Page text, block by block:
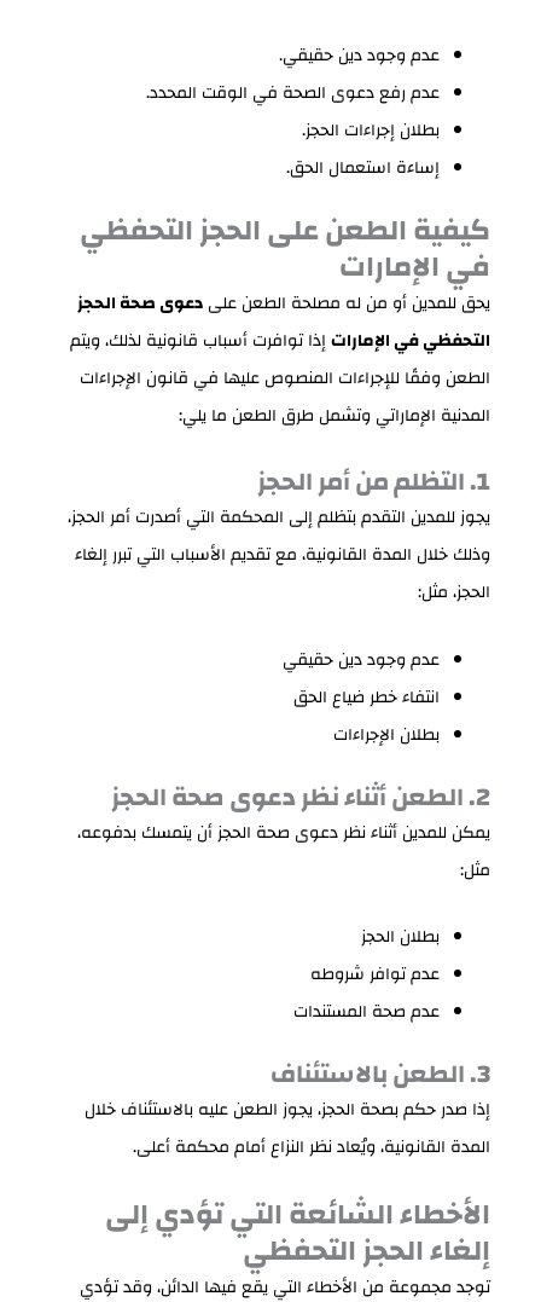
عدم وجود دين حقيقي.
عدم رفع دعوى الصحة في الوقت المحدد.
بطلان إجراءات الحجز.
إساءة استعمال الحق.
كيفية الطعن على الحجز التحفظي
في الإمارات
يحق للمدين أو من له مصلحة الطعن علىدعوى صحة الحجز
التحفظي في الإماراتإذا توافرت أسباب قانونية لذلك، ويتم
الطعن وفقًا للإجراءات المنصوص عليها في قانون الإجراءات
المدنية الإماراتي وتشمل طرق الطعن ما يلي:
1. التظلم من أمر الحجز
يجوز للمدين التقدم بتظلم إلى المحكمة التي أصدرت أمر الحجز،
وذلك خلال المدة القانونية، مع تقديم الأسباب التي تبرر إلغاء
الحجز، مثل:
عدم وجود دين حقيقي
انتفاء خطر ضياع الحق
بطلان الإجراءات
2. الطعن أثناء نظر دعوى صحة الحجز
يمكن للمدين أثناء نظر دعوى صحة الحجز أن يتمسك بدفوعه،
مثل:
بطلان الحجز
عدم توافر شروطه
عدم صحة المستندات
3. الطعن بالاستئناف
إذا صدر حكم بصحة الحجز، يجوز الطعن عليه بالاستئناف خلال
المدة القانونية، ويُعاد نظر النزاع أمام محكمة أعلى.
الأخطاء الشائعة التي تؤدي إلى
إلغاء الحجز التحفظي
توجد مجموعة من الأخطاء التي يقع فيها الدائن، وقد تؤدي